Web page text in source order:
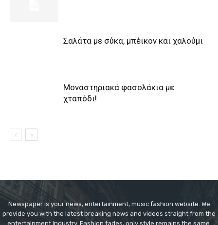
Σαλάτα με σύκα, μπέικον και χαλούμι
Μοναστηριακά φασολάκια με
χταπόδι!
Newspaper is your news, entertainment, music fashion website. We
provide you with the latest breaking news and videos straight from the
entertainment industry. Fashion fades, only style remains the same.